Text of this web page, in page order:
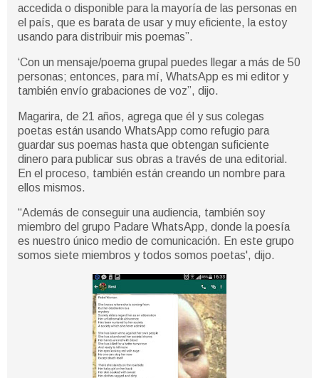
accedida o disponible para la mayoría de las personas en
el país, que es barata de usar y muy eficiente, la estoy
usando para distribuir mis poemas”.
‘Con un mensaje/poema grupal puedes llegar a más de 50
personas; entonces, para mí, WhatsApp es mi editor y
también envío grabaciones de voz”, dijo.
Magarira, de 21 años, agrega que él y sus colegas
poetas están usando WhatsApp como refugio para
guardar sus poemas hasta que obtengan suficiente
dinero para publicar sus obras a través de una editorial.
En el proceso, también están creando un nombre para
ellos mismos.
“Además de conseguir una audiencia, también soy
miembro del grupo Padare WhatsApp, donde la poesía
es nuestro único medio de comunicación. En este grupo
somos siete miembros y todos somos poetas', dijo.